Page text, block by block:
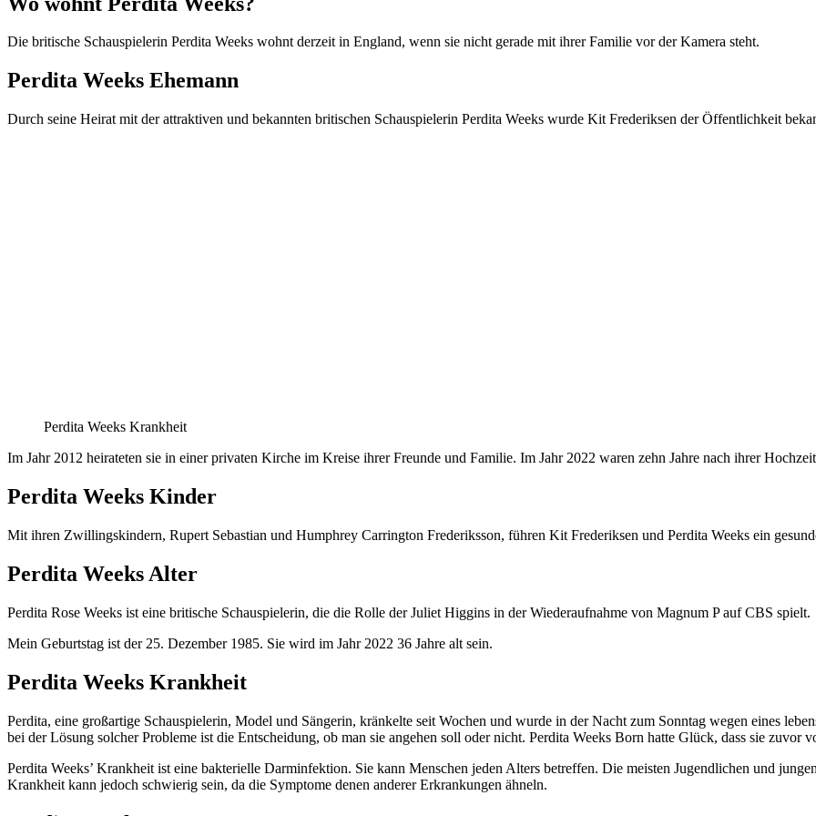
Die britische Schauspielerin Perdita Weeks wohnt derzeit in England, wenn sie nicht gerade mit ihrer Familie vor der Kamera steht.
Perdita Weeks Ehemann
Durch seine Heirat mit der attraktiven und bekannten britischen Schauspielerin Perdita Weeks wurde Kit Frederiksen der Öffentlichkeit
Perdita Weeks Krankheit
Im Jahr 2012 heirateten sie in einer privaten Kirche im Kreise ihrer Freunde und Familie. Im Jahr 2022 waren zehn Jahre nach ihrer
Perdita Weeks Kinder
Mit ihren Zwillingskindern, Rupert Sebastian und Humphrey Carrington Frederiksson, führen Kit Frederiksen und Perdita Weeks ein
Perdita Weeks Alter
Perdita Rose Weeks ist eine britische Schauspielerin, die die Rolle der Juliet Higgins in der Wiederaufnahme von Magnum P auf CBS spielt.
Mein Geburtstag ist der 25. Dezember 1985. Sie wird im Jahr 2022 36 Jahre alt sein.
Perdita Weeks Krankheit
Perdita, eine großartige Schauspielerin, Model und Sängerin, kränkelte seit Wochen und wurde in der Nacht zum Sonntag wegen eines
bei der Lösung solcher Probleme ist die Entscheidung, ob man sie angehen soll oder nicht. Perdita Weeks Born hatte Glück, dass sie zuvor
Perdita Weeks’ Krankheit ist eine bakterielle Darminfektion. Sie kann Menschen jeden Alters betreffen. Die meisten Jugendlichen und
Krankheit kann jedoch schwierig sein, da die Symptome denen anderer Erkrankungen ähneln.